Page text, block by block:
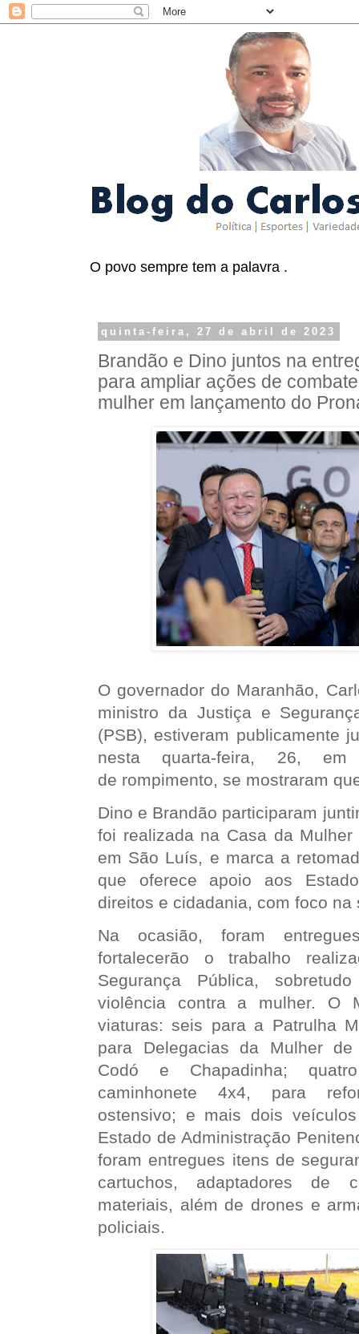
O povo sempre tem a palavra .
quinta-feira, 27 de abril de 2023
Brandão e Dino juntos na
para ampliar ações de
mulher em lançamento do
O governador do Maranhão,
ministro da Justiça e
(PSB), estiveram publicamente
nesta quarta-feira, 26, em
de rompimento, se mostraram
Dino e Brandão participaram
foi realizada na Casa da
em São Luís, e marca a
que oferece apoio aos
direitos e cidadania, com foco na
Na ocasião, foram
fortalecerão o trabalho
Segurança Pública,
violência contra a mulher. O
viaturas: seis para a Patrulha
para Delegacias da Mulher
Codó e Chapadinha;
caminhonete 4x4, para
ostensivo; e mais dois
Estado de Administração
foram entregues itens de
cartuchos, adaptadores de
materiais, além de drones e
policiais.